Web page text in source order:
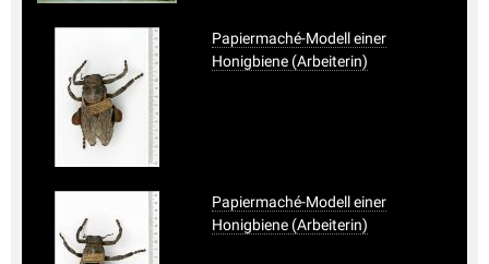
Papiermaché-Modell einer
Honigbiene (Arbeiterin)
Papiermaché-Modell einer
Honigbiene (Arbeiterin)